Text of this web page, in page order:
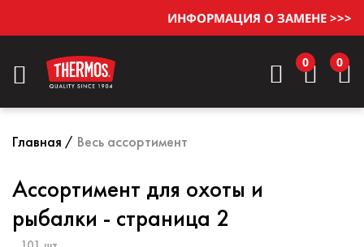
ИНФОРМАЦИЯ О ЗАМЕНЕ >>>
0 0
Главная Весь ассортимент
Ассортимент для охоты и
рыбалки - страница 2